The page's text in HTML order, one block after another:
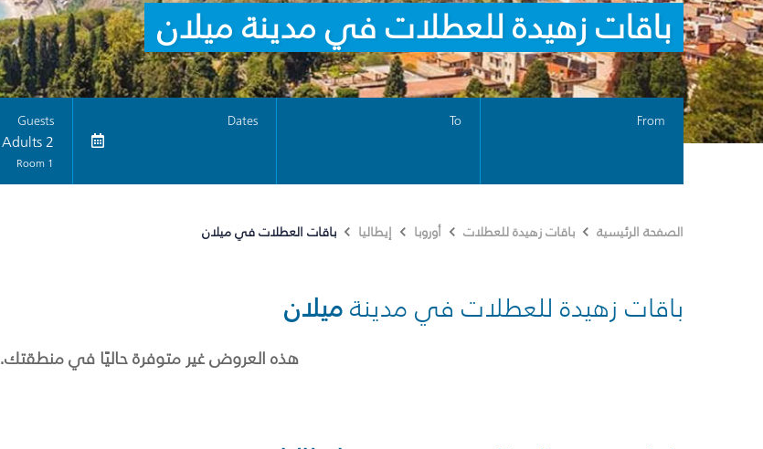
باقات زهيدة للعطلات في مدينة ميلان
From
To
Dates
Guests
2 Adults
1 Room
الصفحة الرئيسية باقات زهيدة للعطلات أوروبا إيطاليا باقات العطلات في ميلان
باقات زهيدة للعطلات في مدينةميلان
هذه العروض غير متوفرة حاليًا في منطقتك.